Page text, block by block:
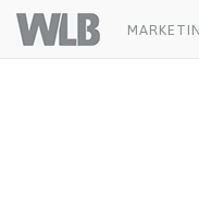
Welovebuzz